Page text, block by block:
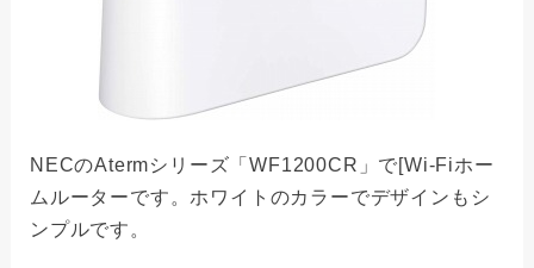
NECのAtermシリーズ「WF1200CR」で[Wi-Fiホー
ムルーターです。ホワイトのカラーでデザインもシ
ンプルです。